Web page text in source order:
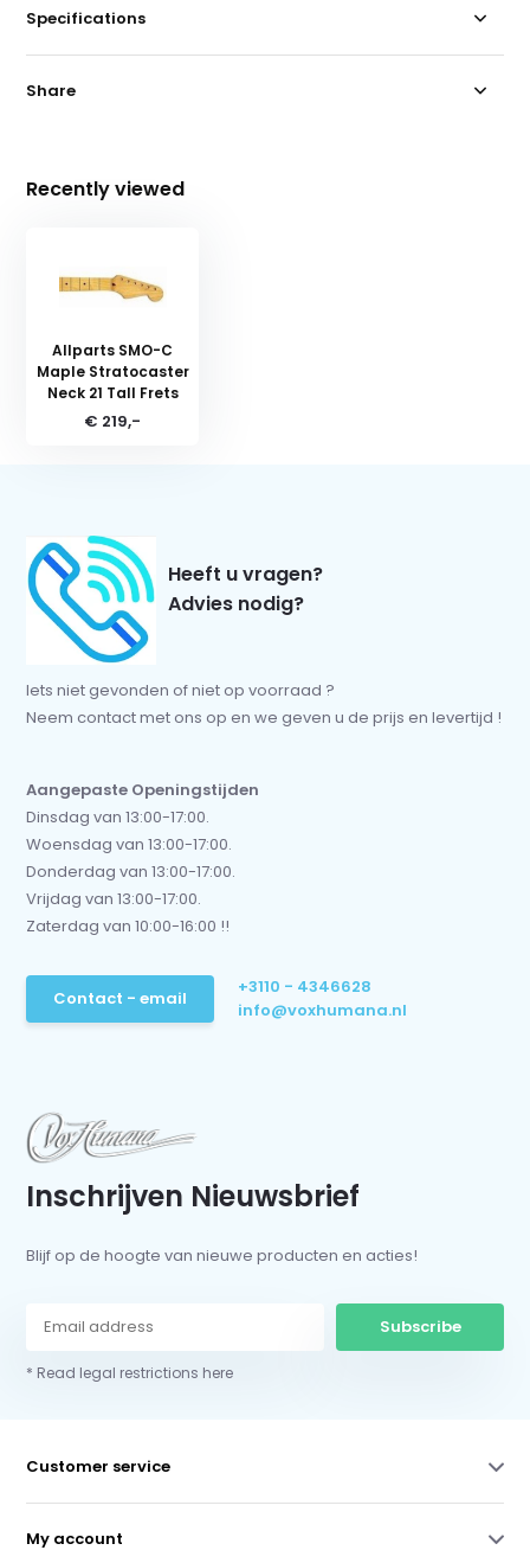
Specifications
Share
Recently viewed
Allparts SMO-C
Maple Stratocaster
Neck 21 Tall Frets
€ 219,-
Heeft u vragen?
Advies nodig?
Iets niet gevonden of niet op voorraad ?
Neem contact met ons op en we geven u de prijs en levertijd !
Aangepaste Openingstijden
Dinsdag van 13:00-17:00.
Woensdag van 13:00-17:00.
Donderdag van 13:00-17:00.
Vrijdag van 13:00-17:00.
Zaterdag van 10:00-16:00 !!
Contact - email
+3110 - 4346628
info@voxhumana.nl
Inschrijven Nieuwsbrief
Blijf op de hoogte van nieuwe producten en acties!
Subscribe
* Read legal restrictions here
Customer service
My account